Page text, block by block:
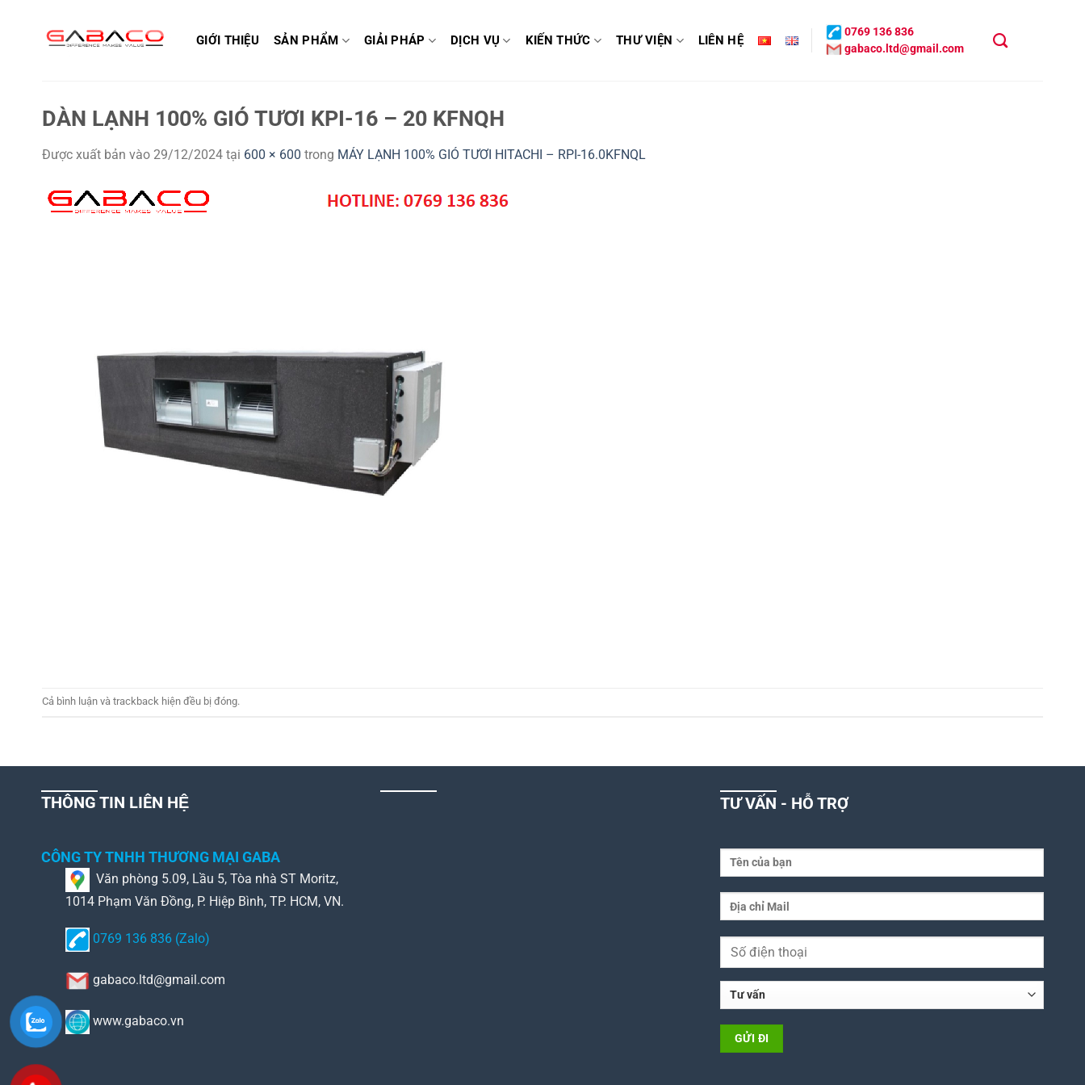
GIỚI THIỆU SẢN PHẨM GIẢI PHÁP DỊCH VỤ KIẾN THỨC THƯ VIỆN LIÊN HỆ
gabaco.ltd@gmail.com
0769 136 836
DÀN LẠNH 100% GIÓ TƯƠI KPI-16 – 20 KFNQH
Được xuất bản vào 29/12/2024 tại 600 × 600 trong MÁY LẠNH 100% GIÓ TƯƠI HITACHI – RPI-16.0KFNQL
Cả bình luận và trackback hiện đều bị đóng.
THÔNG TIN LIÊN HỆ
CÔNG TY TNHH THƯƠNG MẠI GABA
Văn phòng 5.09, Lầu 5, Tòa nhà ST Moritz,
1014 Phạm Văn Đồng, P. Hiệp Bình, TP. HCM, VN.
0769 136 836 (Zalo)
gabaco.ltd@gmail.com
www.gabaco.vn
TƯ VẤN - HỖ TRỢ